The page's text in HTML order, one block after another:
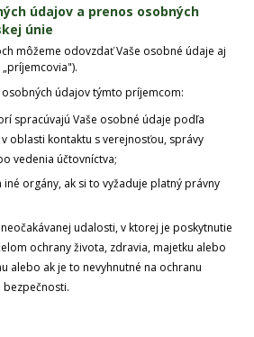
údajov a prenos osobných
únie
môžeme odovzdať Vaše osobné údaje aj
údajov týmto príjemcom:
spracúvajú Vaše osobné údaje podľa
oblasti kontaktu s verejnosťou, správy
vedenia účtovníctva;
orgány, ak si to vyžaduje platný právny
udalosti, v ktorej je poskytnutie
ochrany života, zdravia, majetku alebo
alebo ak je to nevyhnutné na ochranu
bezpečnosti.